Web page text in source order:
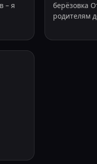
– я
берëзовка
родителям